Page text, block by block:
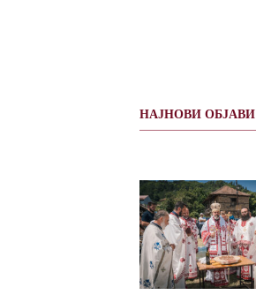
НАЈНОВИ ОБЈАВИ